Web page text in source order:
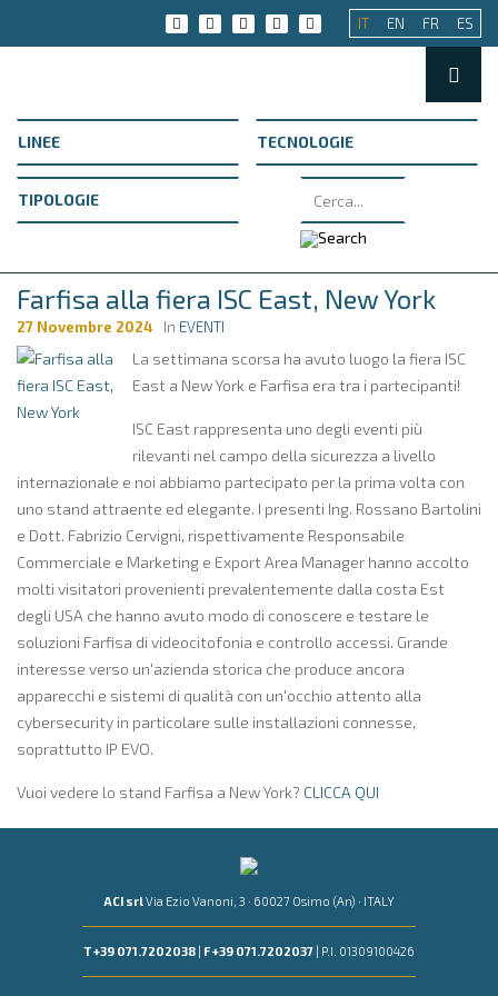
IT EN FR ES
Farfisa alla fiera ISC East, New York
27 Novembre 2024 In EVENTI
La settimana scorsa ha avuto luogo la fiera ISC
East a New York e Farfisa era tra i partecipanti!
ISC East rappresenta uno degli eventi più
rilevanti nel campo della sicurezza a livello
internazionale e noi abbiamo partecipato per la prima volta con
uno stand attraente ed elegante. I presenti Ing. Rossano Bartolini
e Dott. Fabrizio Cervigni, rispettivamente Responsabile
Commerciale e Marketing e Export Area Manager hanno accolto
molti visitatori provenienti prevalentemente dalla costa Est
degli USA che hanno avuto modo di conoscere e testare le
soluzioni Farfisa di videocitofonia e controllo accessi. Grande
interesse verso un'azienda storica che produce ancora
apparecchi e sistemi di qualità con un'occhio attento alla
cybersecurity in particolare sulle installazioni connesse,
soprattutto IP EVO.
Vuoi vedere lo stand Farfisa a New York? CLICCA QUI
ACI srlVia Ezio Vanoni, 3 · 60027 Osimo (An) · ITALY
T +39 071.7202038| F +39 071.7202037| P.I. 01309100426